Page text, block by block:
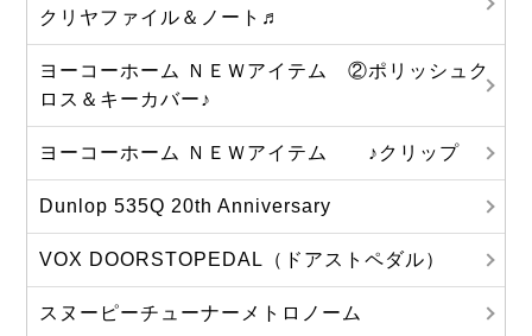
クリヤファイル＆ノート♬
ヨーコーホーム ＮＥＷアイテム ②ポリッシュク
ロス＆キーカバー♪
ヨーコーホーム ＮＥＷアイテム ♪クリップ
Dunlop 535Q 20th Anniversary
VOX DOORSTOPEDAL（ドアストペダル）
スヌーピーチューナーメトロノーム